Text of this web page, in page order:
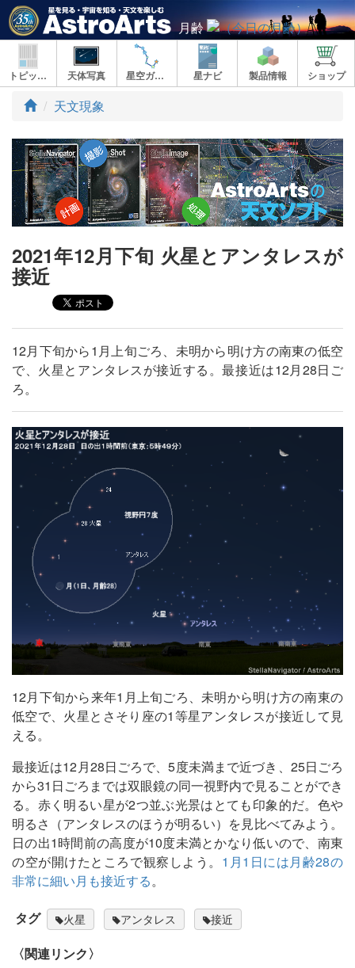
月齢
トピックス 天体写真 星空ガイド 星ナビ 製品情報 ショップ
ト
プ
天文現象
2021年12月下旬 火星とアンタレスが
接近
12月下旬から1月上旬ごろ、未明から明け方の南東の低空
で、火星とアンタレスが接近する。最接近は12月28日ご
ろ。
12月下旬から来年1月上旬ごろ、未明から明け方の南東の
低空で、火星とさそり座の1等星アンタレスが接近して見
える。
最接近は12月28日ごろで、5度未満まで近づき、25日ごろ
から31日ごろまでは双眼鏡の同一視野内で見ることができ
る。赤く明るい星が2つ並ぶ光景はとても印象的だ。色や
明るさ（アンタレスのほうが明るい）を見比べてみよう。
日の出1時間前の高度が10度未満とかなり低いので、南東
の空が開けたところで観察しよう。 1月1日には月齢28の
非常に細い月も接近する。
タグ 火星 アンタレス 接近
〈関連リンク〉